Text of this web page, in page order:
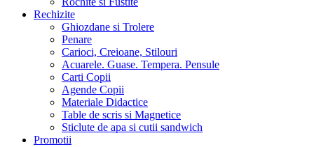
Rechizite
Ghiozdane si Trolere
Penare
Carioci, Creioane, Stilouri
Acuarele. Guase. Tempera. Pensule
Carti Copii
Agende Copii
Materiale Didactice
Table de scris si Magnetice
Sticlute de apa si cutii sandwich
Promotii